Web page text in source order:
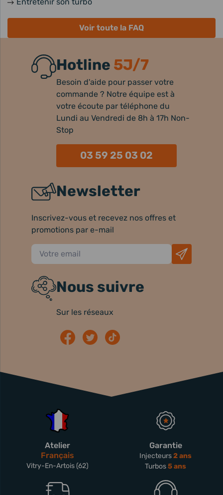
Voir toute la FAQ
Hotline 5J/7
Besoin d'aide pour passer votre
commande ? Notre équipe est à
votre écoute par téléphone du
Lundi au Vendredi de 8h à 17h Non-
Stop
03 59 25 03 02
Newsletter
Inscrivez-vous et recevez nos offres et
promotions par e-mail
Nous suivre
Sur les réseaux
Atelier
Français
Vitry-En-Artois (62)
Garantie
Injecteurs2 ans
Turbos5 ans